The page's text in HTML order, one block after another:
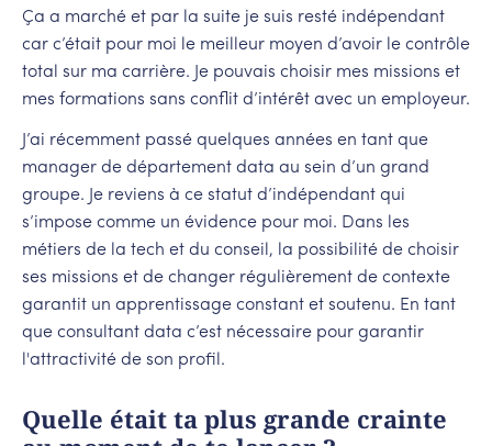
Ça a marché et par la suite je suis resté indépendant
car c’était pour moi le meilleur moyen d’avoir le contrôle
total sur ma carrière. Je pouvais choisir mes missions et
mes formations sans conflit d’intérêt avec un employeur.
J’ai récemment passé quelques années en tant que
manager de département data au sein d’un grand
groupe. Je reviens à ce statut d’indépendant qui
s’impose comme un évidence pour moi. Dans les
métiers de la tech et du conseil, la possibilité de choisir
ses missions et de changer régulièrement de contexte
garantit un apprentissage constant et soutenu. En tant
que consultant data c’est nécessaire pour garantir
l'attractivité de son profil.
Quelle était ta plus grande crainte